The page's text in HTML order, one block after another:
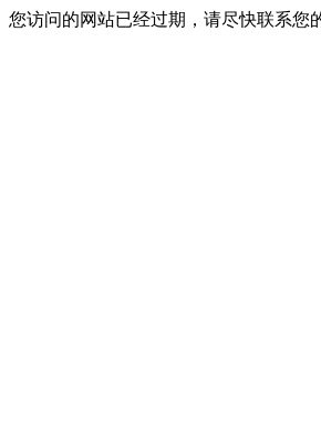
您访问的网站已经过期，请尽快联系您